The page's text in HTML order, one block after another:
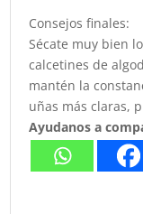
Consejos finales:
Sécate muy bien
calcetines de
mantén la
uñas más claras,
Ayudanos a